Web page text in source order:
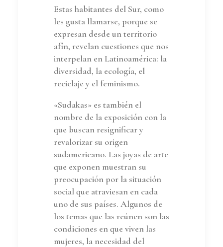
Estas habitantes del Sur, como
les gusta llamarse, porque se
expresan desde un territorio
afín, revelan cuestiones que nos
interpelan en Latinoamérica: la
diversidad, la ecología, el
reciclaje y el feminismo.
«Sudakas» es también el
nombre de la exposición con la
que buscan resignificar y
revalorizar su origen
sudamericano. Las joyas de arte
que exponen muestran su
preocupación por la situación
social que atraviesan en cada
uno de sus países. Algunos de
los temas que las reúnen son las
condiciones en que viven las
mujeres, la necesidad del